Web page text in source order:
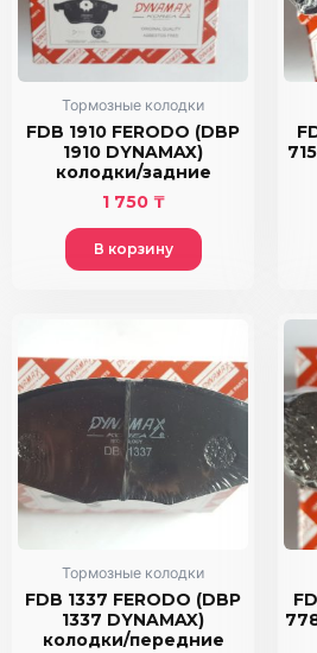
Тормозные колодки
FDB 1910 FERODO (DBP
1910 DYNAMAX)
колодки/задние
1 750 ₸
В корзину
Тормозные колодки
FDB 1337 FERODO (DBP
1337 DYNAMAX)
колодки/передние